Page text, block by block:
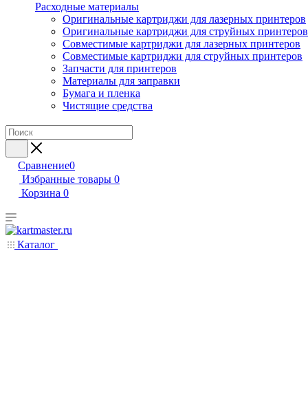
Расходные материалы
Оригинальные картриджи для лазерных принтеров
Оригинальные картриджи для струйных принтеров
Совместимые картриджи для лазерных принтеров
Совместимые картриджи для струйных принтеров
Запчасти для принтеров
Материалы для заправки
Бумага и пленка
Чистящие средства
Сравнение0
Избранные товары 0
Корзина 0
Каталог